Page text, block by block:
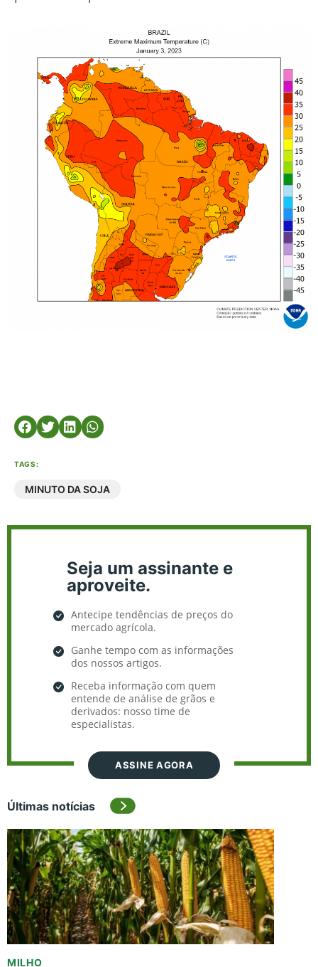
TAGS:
MINUTO DA SOJA
Seja um assinante e
aproveite.
Antecipe tendências de preços do
mercado agrícola.
Ganhe tempo com as informações
dos nossos artigos.
Receba informação com quem
entende de análise de grãos e
derivados: nosso time de
especialistas.
ASSINE AGORA
Últimas notícias
MILHO